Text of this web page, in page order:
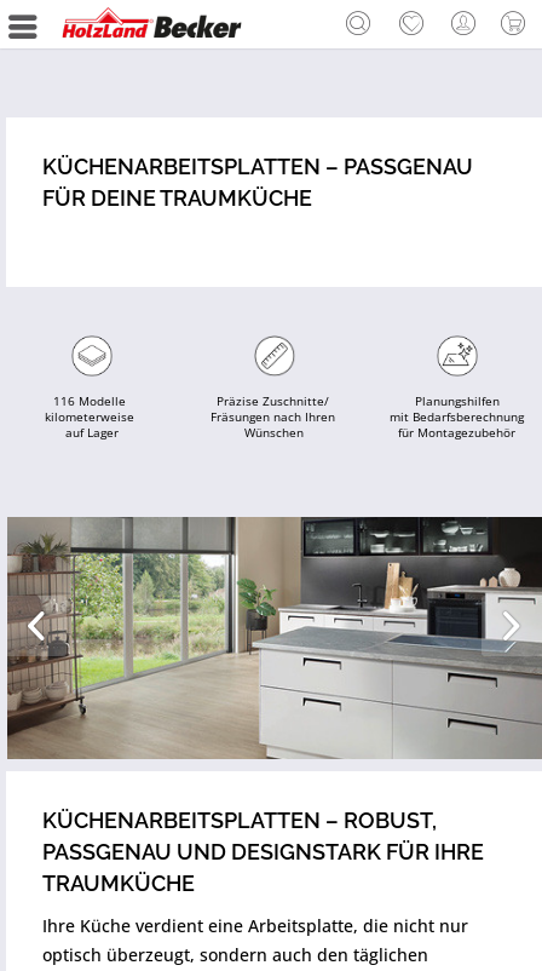
KÜCHENARBEITSPLATTEN – ROBUST,
PASSGENAU UND DESIGNSTARK FÜR IHRE
TRAUMKÜCHE
Ihre Küche verdient eine Arbeitsplatte, die nicht nur
optisch überzeugt, sondern auch den täglichen
KÜCHENARBEITSPLATTEN – PASSGENAU
FÜR DEINE TRAUMKÜCHE
116 Modelle
kilometerweise
auf Lager
Präzise Zuschnitte/
Fräsungen nach Ihren
Wünschen
Planungshilfen
mit Bedarfsberechnung
für Montagezubehör